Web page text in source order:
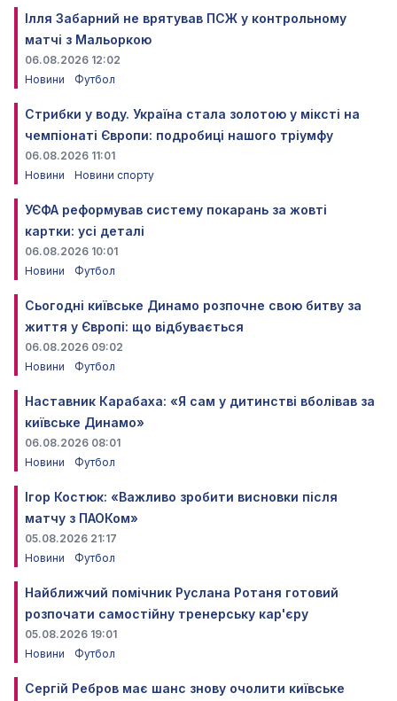
Ілля Забарний не врятував ПСЖ у контрольному
матчі з Мальоркою
06.08.2026 12:02
Новини
Футбол
Стрибки у воду. Україна стала золотою у міксті на
чемпіонаті Європи: подробиці нашого тріумфу
06.08.2026 11:01
Новини
Новини спорту
УЄФА реформував систему покарань за жовті
картки: усі деталі
06.08.2026 10:01
Новини
Футбол
Сьогодні київське Динамо розпочне свою битву за
життя у Європі: що відбувається
06.08.2026 09:02
Новини
Футбол
Наставник Карабаха: «Я сам у дитинстві вболівав за
київське Динамо»
06.08.2026 08:01
Новини
Футбол
Ігор Костюк: «Важливо зробити висновки після
матчу з ПАОКом»
05.08.2026 21:17
Новини
Футбол
Найближчий помічник Руслана Ротаня готовий
розпочати самостійну тренерську кар'єру
05.08.2026 19:01
Новини
Футбол
Сергій Ребров має шанс знову очолити київське